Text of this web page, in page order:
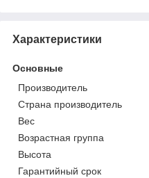
Характеристики
Основные
Производитель
Страна производитель
Вес
Возрастная группа
Высота
Гарантийный срок